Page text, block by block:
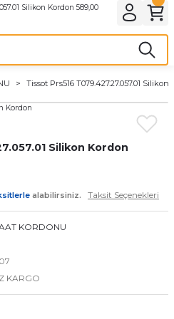
AYDINLATMA & ELEKTRİK
Tissot Prs516 T079.427.27.057.01
Silikon Kordon
alabilirsiniz. Taksit Seçenekleri
KORDONU
KARGO